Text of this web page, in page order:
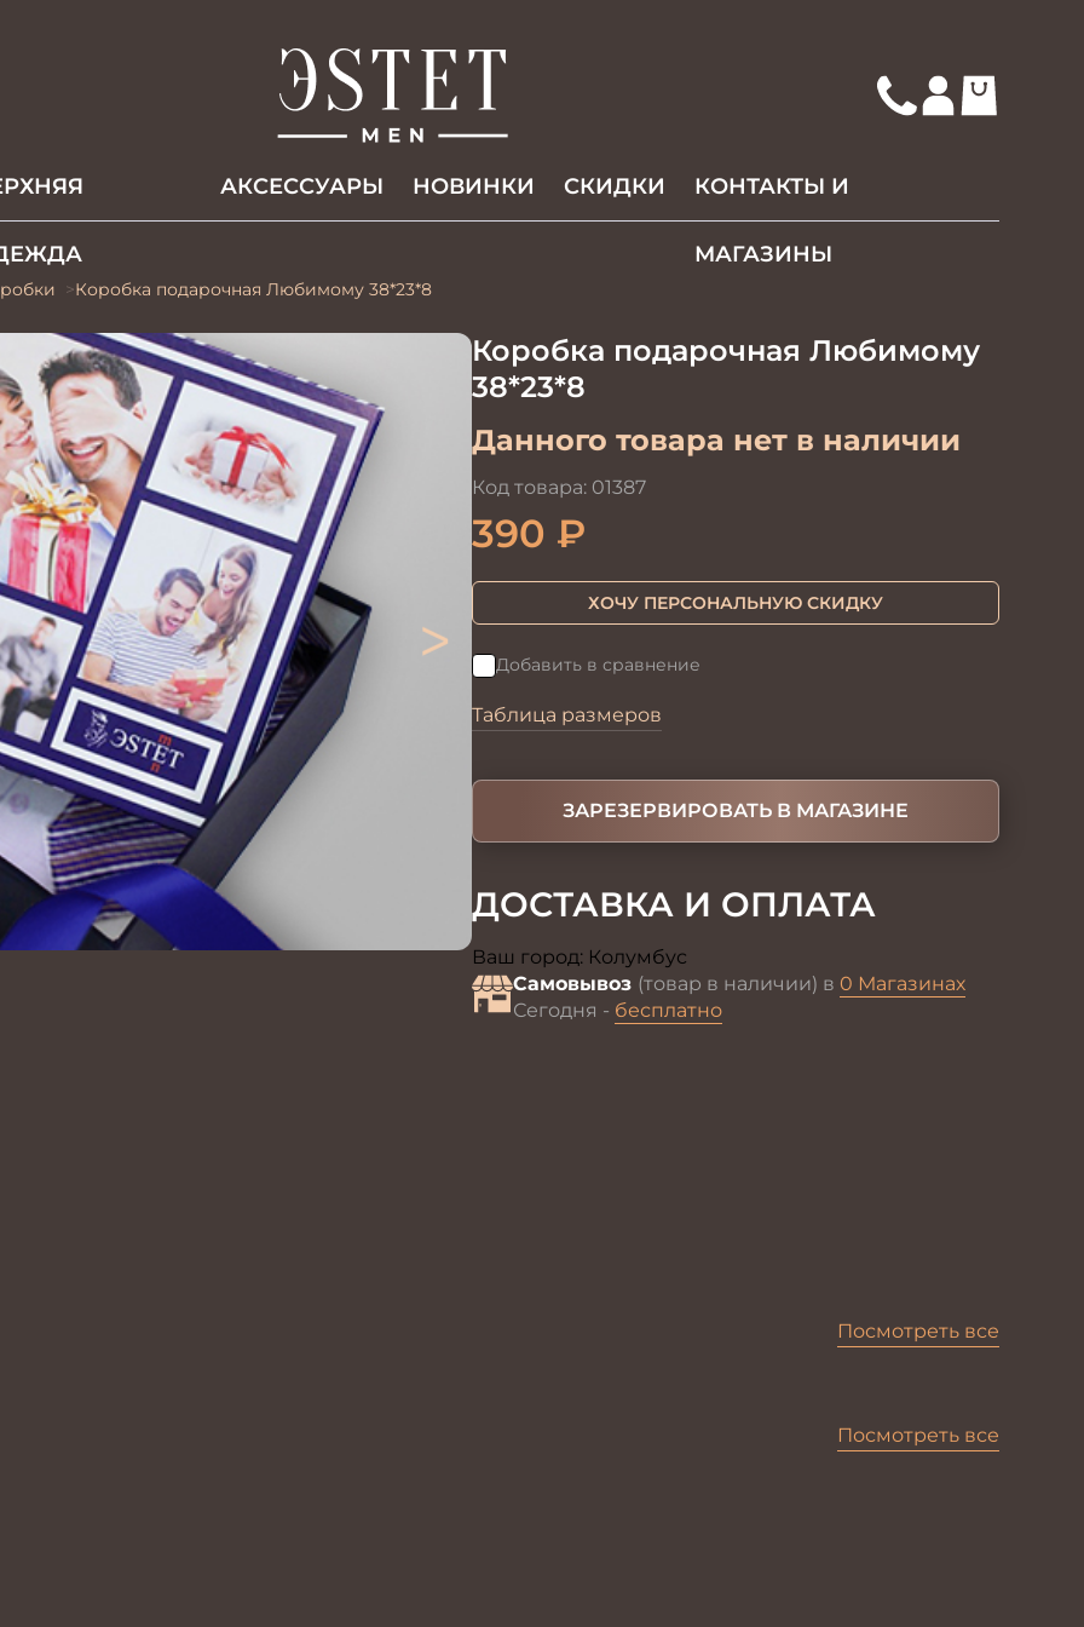
АКCЕССУАРЫ НОВИНКИ СКИДКИ КОНТАКТЫ И
МАГАЗИНЫ
Коробка подарочная Любимому 38*23*8
>
Коробка подарочная Любимому
38*23*8
Данного товара нет в наличии
Код товара: 01387
390 ₽
ХОЧУ ПЕРСОНАЛЬНУЮ СКИДКУ
Добавить в сравнение
Таблица размеров
ЗАРЕЗЕРВИРОВАТЬ В МАГАЗИНЕ
ДОСТАВКА И ОПЛАТА
Ваш город: Колумбус
Самовывоз (товар в наличии) в 0 Магазинах
Сегодня - бесплатно
Посмотреть все
Посмотреть все